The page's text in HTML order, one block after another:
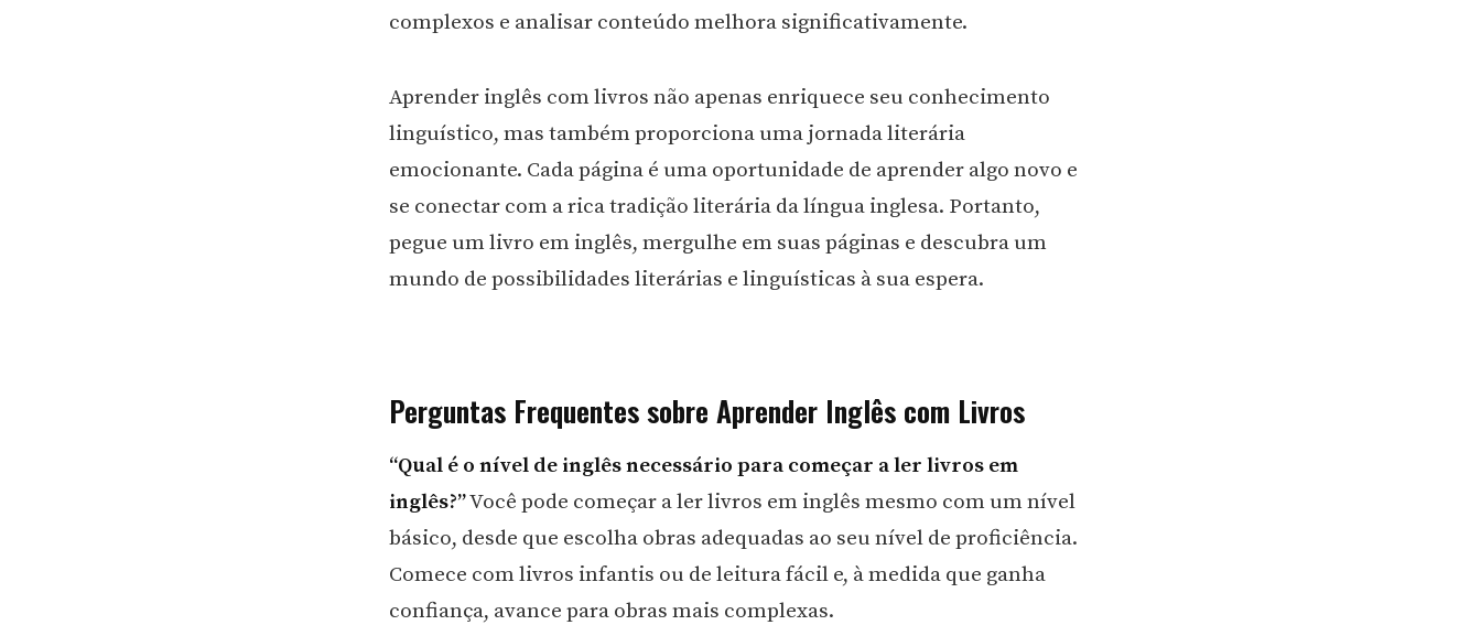
complexos e analisar conteúdo melhora significativamente.
Aprender inglês com livros não apenas enriquece seu conhecimento
linguístico, mas também proporciona uma jornada literária
emocionante. Cada página é uma oportunidade de aprender algo novo e
se conectar com a rica tradição literária da língua inglesa. Portanto,
pegue um livro em inglês, mergulhe em suas páginas e descubra um
mundo de possibilidades literárias e linguísticas à sua espera.
Perguntas Frequentes sobre Aprender Inglês com Livros
“Qual é o nível de inglês necessário para começar a ler livros em
inglês?”Você pode começar a ler livros em inglês mesmo com um nível
básico, desde que escolha obras adequadas ao seu nível de proficiência.
Comece com livros infantis ou de leitura fácil e, à medida que ganha
confiança, avance para obras mais complexas.